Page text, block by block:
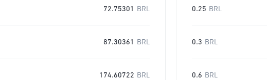
72.75301 BRL
87.30361 BRL
174.60722 BRL
0.25 BRL
0.3 BRL
0.6 BRL